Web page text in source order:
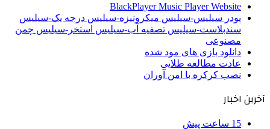
BlackPlayer Music Player Website
پودر سیلیس-سیلیس میکرونیزه-سیلیس درجه یک-سیلیس
سندبلاست-سیلیس تصفیه آب-سیلیس استخر-سیلیس چمن
مصنوعی
دانلود بازی های مود شده
عادت مطالعه طلایی
نصب کرکره با امن آوران
آخرین اخبار
15 ساعت پیش